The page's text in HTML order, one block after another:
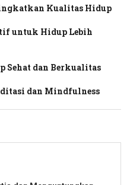
Kualitas Hidup
untuk Hidup Lebih
Sehat dan Berkualitas
dan Mindfulness